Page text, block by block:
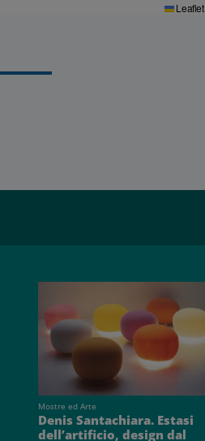
Leaflet
Mostre ed Arte
Denis Santachiara. Estasi
dell’artificio, design dal